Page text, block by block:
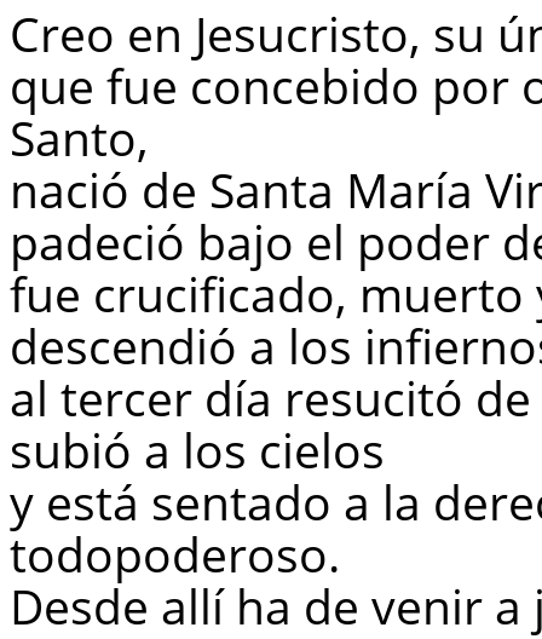
Creo en Jesucristo, su
que fue concebido por
Santo,
nació de Santa María
padeció bajo el poder
fue crucificado, muerto
descendió a los
al tercer día resucitó
subió a los cielos
y está sentado a la
todopoderoso.
Desde allí ha de venir